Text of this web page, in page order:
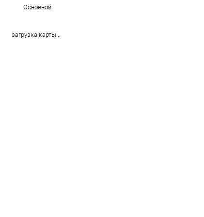
Основной
загрузка карты...